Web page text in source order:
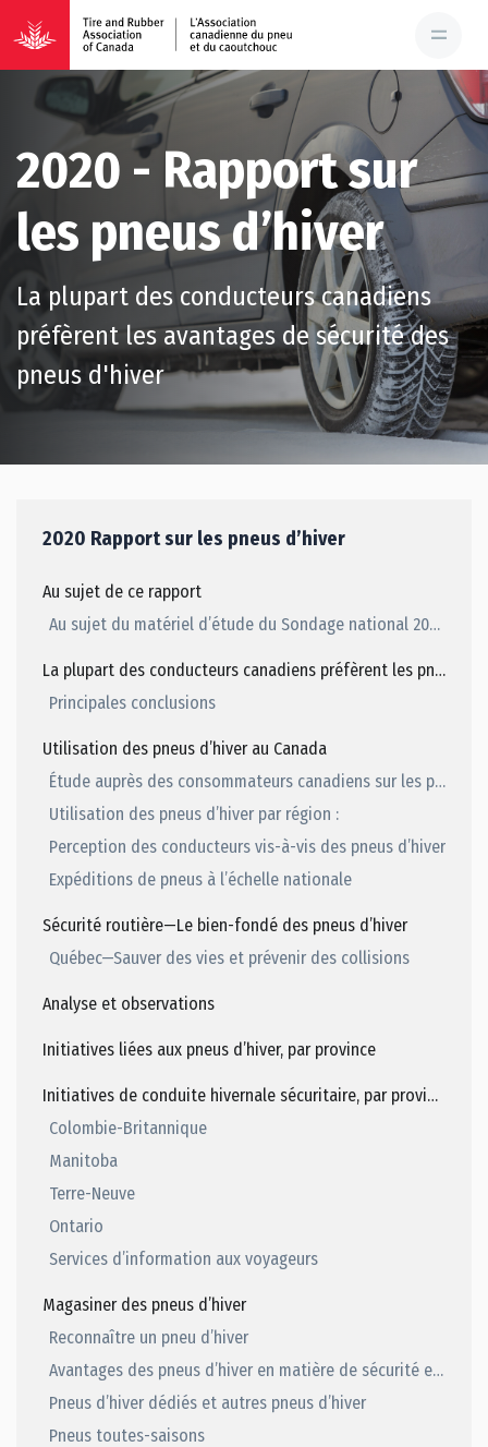
2020 - Rapport sur
les pneus d’hiver
La plupart des conducteurs canadiens
préfèrent les avantages de sécurité des
pneus d'hiver
2020 Rapport sur les pneus d’hiver
Au sujet de ce rapport
Au sujet du matériel d’étude du Sondage national 2020 de l’ACPC
La plupart des conducteurs canadiens préfèrent les pneus d’hiver pour les avantages qu’ils procurent en matière de sécurité
Principales conclusions
Utilisation des pneus d’hiver au Canada
Étude auprès des consommateurs canadiens sur les pneus d’hiver 2020 de l’ACPC
Utilisation des pneus d’hiver par région :
Perception des conducteurs vis-à-vis des pneus d’hiver
Expéditions de pneus à l’échelle nationale
Sécurité routière—Le bien-fondé des pneus d’hiver
Québec—Sauver des vies et prévenir des collisions
Analyse et observations
Initiatives liées aux pneus d’hiver, par province
Initiatives de conduite hivernale sécuritaire, par province
Colombie-Britannique
Manitoba
Terre-Neuve
Ontario
Services d’information aux voyageurs
Magasiner des pneus d’hiver
Reconnaître un pneu d’hiver
Avantages des pneus d’hiver en matière de sécurité et de performance
Pneus d’hiver dédiés et autres pneus d’hiver
Pneus toutes-saisons